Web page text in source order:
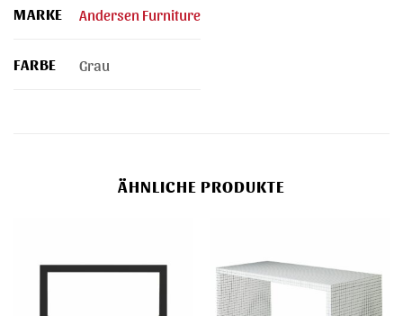
MARKE Andersen Furniture
FARBE Grau
ÄHNLICHE PRODUKTE